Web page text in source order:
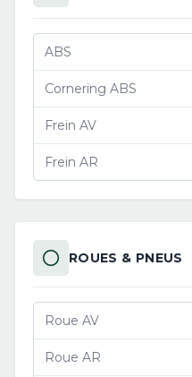
ABS
Cornering ABS
Frein AV
Frein AR
ROUES & PNEUS
Roue AV
Roue AR